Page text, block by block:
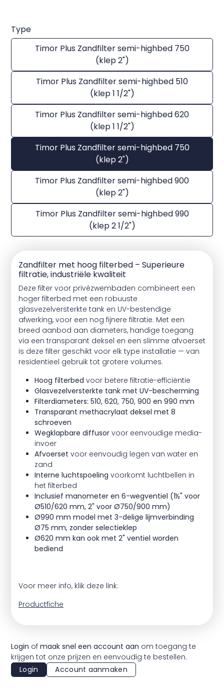
Type
Timor Plus Zandfilter semi-highbed 750
(klep 2")
Timor Plus Zandfilter semi-highbed 510
(klep 1 1/2")
Timor Plus Zandfilter semi-highbed 620
(klep 1 1/2")
Timor Plus Zandfilter semi-highbed 750
(klep 2")
Timor Plus Zandfilter semi-highbed 900
(klep 2")
Timor Plus Zandfilter semi-highbed 990
(klep 2 1/2")
Zandfilter met hoog filterbed – Superieure
filtratie, industriële kwaliteit
Deze filter voor privézwembaden combineert een
hoger filterbed met een robuuste
glasvezelversterkte tank en UV-bestendige
afwerking, voor een nog fijnere filtratie. Met een
breed aanbod aan diameters, handige toegang
via een transparant deksel en een slimme afvoerset
is deze filter geschikt voor elk type installatie — van
residentieel gebruik tot grotere volumes.
Hoog filterbed voor betere filtratie-efficiëntie
Glasvezelversterkte tank met UV-bescherming
Filterdiameters: 510, 620, 750, 900 en 990 mm
Transparant methacrylaat deksel met 8
schroeven
Wegklapbare diffusor voor eenvoudige media-
invoer
Afvoerset voor eenvoudig legen van water en
zand
Interne luchtspoeling voorkomt luchtbellen in
het filterbed
Inclusief manometer en 6-wegventiel (1½" voor
Ø510/620 mm, 2" voor Ø750/900 mm)
Ø990 mm model met 3-delige lijmverbinding
Ø75 mm, zonder selectieklep
Ø620 mm kan ook met 2" ventiel worden
bediend
Voor meer info, klik deze link:
Productfiche
Login of maak snel een account aan om toegang te
krijgen tot onze prijzen en eenvoudig te bestellen.
Login
Account aanmaken